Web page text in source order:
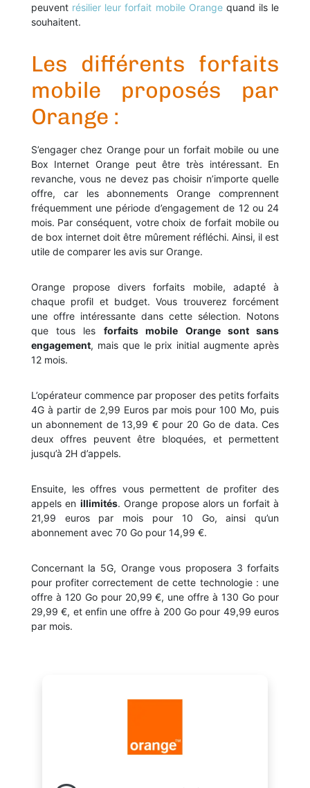
peuvent résilier leur forfait mobile Orangequand ils le
souhaitent.
Les différents forfaits
mobile proposés par
Orange :
S’engager chez Orange pour un forfait mobile ou une
Box Internet Orange peut être très intéressant. En
revanche, vous ne devez pas choisir n’importe quelle
offre, car les abonnements Orange comprennent
fréquemment une période d’engagement de 12 ou 24
mois. Par conséquent, votre choix de forfait mobile ou
de box internet doit être mûrement réfléchi. Ainsi, il est
utile de comparer les avis sur Orange.
Orange propose divers forfaits mobile, adapté à
chaque profil et budget. Vous trouverez forcément
une offre intéressante dans cette sélection. Notons
que tous les forfaits mobile Orange sont sans
engagement, mais que le prix initial augmente après
12 mois.
L’opérateur commence par proposer des petits forfaits
4G à partir de 2,99 Euros par mois pour 100 Mo, puis
un abonnement de 13,99 € pour 20 Go de data. Ces
deux offres peuvent être bloquées, et permettent
jusqu’à 2H d’appels.
Ensuite, les offres vous permettent de profiter des
appels en illimités. Orange propose alors un forfait à
21,99 euros par mois pour 10 Go, ainsi qu’un
abonnement avec 70 Go pour 14,99 €.
Concernant la 5G, Orange vous proposera 3 forfaits
pour profiter correctement de cette technologie : une
offre à 120 Go pour 20,99 €, une offre à 130 Go pour
29,99 €, et enfin une offre à 200 Go pour 49,99 euros
par mois.